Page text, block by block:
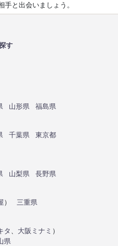
と出会いましょう。
す
山形県
福島県
千葉県
東京都
山梨県
長野県
）
三重県
タ 大阪ミナミ ）
県